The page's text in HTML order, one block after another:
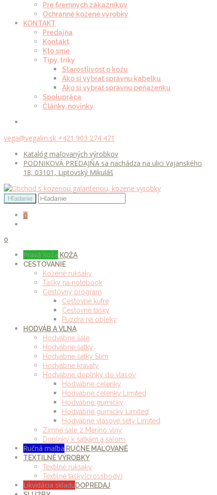
Pre firemných zákazníkov
Ochranné kožené výrobky
KONTAKT
Predajňa
Kontakt
Kto sme
Tipy, triky
Starostlivosť o kožu
Ako si vybrať správnu kabelku
Ako si vybrať správnu peňaženku
Spolupráca
Články, novinky
vega@vegalm.sk +421 903 274 471
Katalóg maľovaných výrobkov
PODNIKOVÁ PREDAJŇA sa nachádza na ulici Vajanského
18, 03101, Liptovský Mikuláš
0
0
Pravá koža KOŽA
CESTOVANIE
Kožené ruksaky
Tašky na notebook
Cestovný program
Cestovné kufre
Cestovné tašky
Púzdra na obleky
HODVÁB A VLNA
Hodvábne šále
Hodvábne šatky
Hodvábne šatky Slim
Hodvábne kravaty
Hodvábne doplnky do vlasov
Hodvábne čelenky
Hodvábne čelenky Limited
Hodvábne gumičky
Hodvábne gumičky Limited
Hodvábne vlasové sety Limited
Zimné šále z Merino vlny
Doplnky k šatkám a šálom
Ručná maľba RUČNE MAĽOVANÉ
TEXTILNÉ VÝROBKY
Textilné ruksaky
Textilné tašky(crossbody)
Likvidácia skladuDOPREDAJ